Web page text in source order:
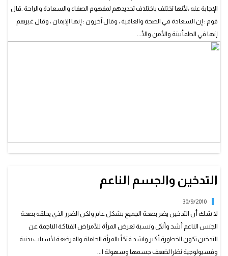
الإجابة عنه ،لأنها تختلف باختلاف تحديدهم لمفهوم الصفاء والسعادة والراحة .قال
قوم : إن السعادة في الصحة والعافية ، وقال آخرون : إنها الإيمان ، وقال غيرهم
إنها في الطمأنينة والأمن والأ...
التدخين والجسم الناعم
30/9/2010
لا شك أن التدخين يضر بصحة الجميع بشكل عام ولكن الضرر الذي يحلقه بصحة
الجنس الناعم أشد وأنكى ونسبة تعرض المرأة للأمراض الفتاكة الناجمة عن
التدخين تكون الخطورة أكبر واشد فتكاً بالمرأة الحاملة والمرضعة لأسباب بدنية
وفسيولوجية نظرا لضعف جسمها وسهولة ا...